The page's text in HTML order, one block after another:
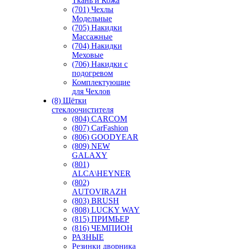
(701) Чехлы
Модельные
(705) Накидки
Массажные
(704) Накидки
Меховые
(706) Накидки с
подогревом
Комплектующие
для Чехлов
(8) Щётки
стеклоочистителя
(804) CARCOM
(807) CarFashion
(806) GOODYEAR
(809) NEW
GALAXY
(801)
ALCA\HEYNER
(802)
AUTOVIRAZH
(803) BRUSH
(808) LUCKY WAY
(815) ПРИМЬЕР
(816) ЧЕМПИОН
РАЗНЫЕ
Резинки дворника